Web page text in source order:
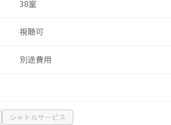
38室
視聴可
別途費用
シャトルサービス